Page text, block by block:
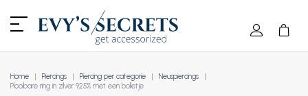
Home Piercings Piercing per categorie
Neuspiercings
Plooibare ring in zilver 925% met een bolletje